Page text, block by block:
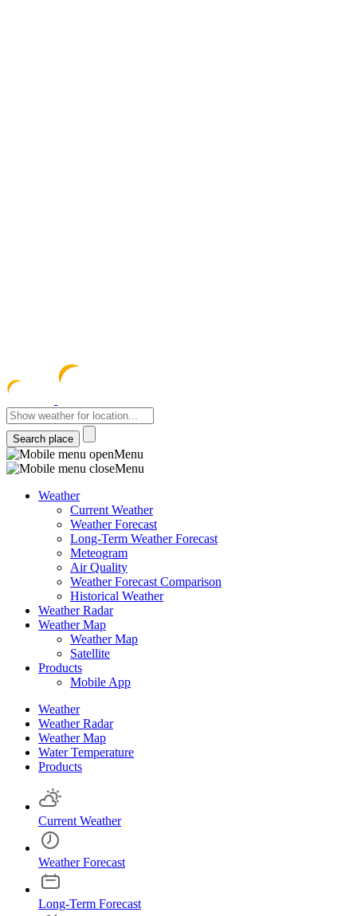
Menu
Menu
Weather
Current Weather
Weather Forecast
Long-Term Weather Forecast
Meteogram
Air Quality
Weather Forecast Comparison
Historical Weather
Weather Radar
Weather Map
Weather Map
Satellite
Products
Mobile App
Weather
Weather Radar
Weather Map
Water Temperature
Products
Current Weather
Weather Forecast
Long-Term Forecast